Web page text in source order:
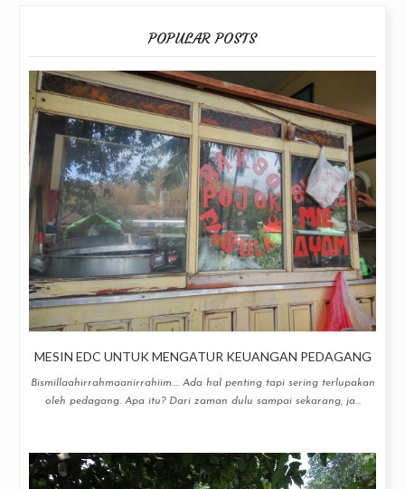
POPULAR POSTS
MESIN EDC UNTUK MENGATUR KEUANGAN PEDAGANG
Bismillaahirrahmaanirrahiim.... Ada hal penting tapi sering terlupakan
oleh pedagang. Apa itu? Dari zaman dulu sampai sekarang, ja...